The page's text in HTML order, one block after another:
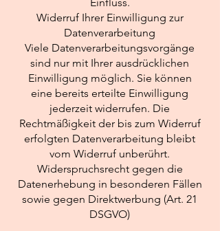
Widerruf Ihrer Einwilligung zur
Datenverarbeitung
Viele Datenverarbeitungsvorgänge
sind nur mit Ihrer ausdrücklichen
Einwilligung möglich. Sie können
eine bereits erteilte Einwilligung
jederzeit widerrufen. Die
Rechtmäßigkeit der bis zum Widerruf
erfolgten Datenverarbeitung bleibt
vom Widerruf unberührt.
Widerspruchsrecht gegen die
Datenerhebung in besonderen Fällen
sowie gegen Direktwerbung (Art. 21
DSGVO)